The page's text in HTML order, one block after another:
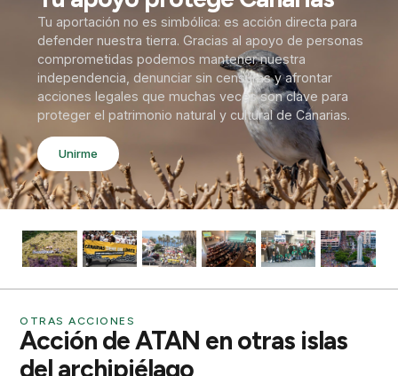
Tu aportación no es simbólica: es acción directa para
defender nuestra tierra. Gracias al apoyo de personas
comprometidas podemos mantener nuestra
independencia, denunciar sin censuras y afrontar
acciones legales que muchas veces son clave para
proteger el patrimonio natural y cultural de Canarias.
Unirme
OTRAS ACCIONES
Acción de ATAN en otras islas
del archipiélago